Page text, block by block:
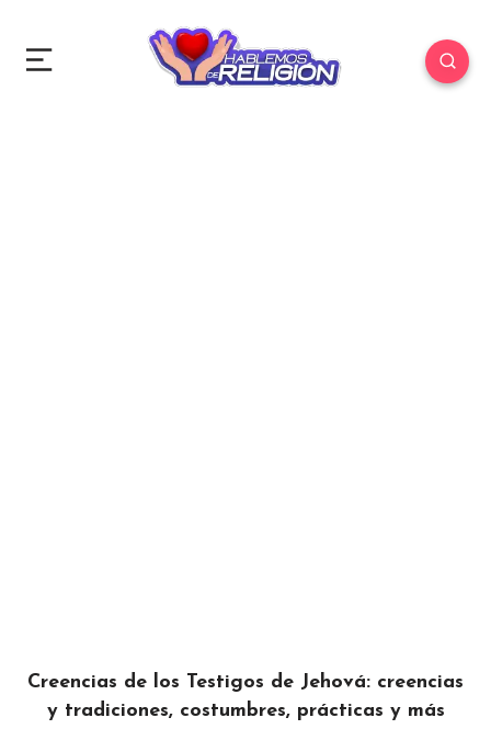
Creencias de los Testigos de Jehová: creencias
y tradiciones, costumbres, prácticas y más